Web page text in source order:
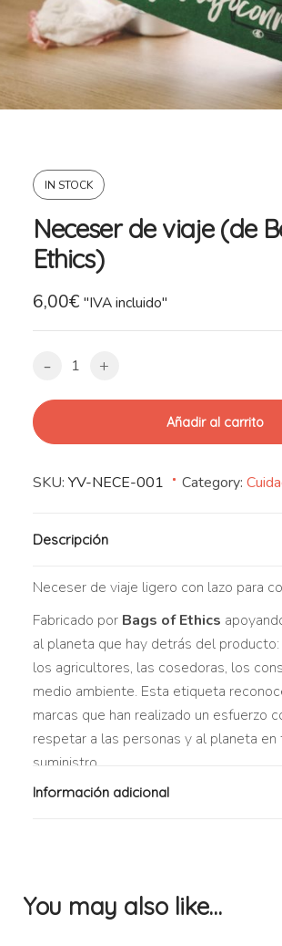
IN STOCK
Neceser de viaje (de
Ethics)
6,00€ "IVA incluido"
+
-
Añadir al carrito
SKU: YV-NECE-001 Category:
Descripción
Neceser de viaje ligero con lazo para
Fabricado por Bags of Ethics
al planeta que hay detrás del
los agricultores, las cosedoras, los
medio ambiente. Esta etiqueta
marcas que han realizado un esfuerzo
respetar a las personas y al planeta
suministro.
Información adicional
You may also like…